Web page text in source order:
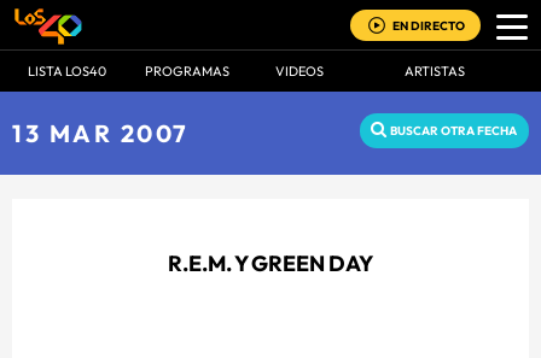
EN DIRECTO
LISTA LOS40 PROGRAMAS VIDEOS ARTISTAS
13 MAR 2007 BUSCAR OTRA FECHA
R.E.M. Y GREEN DAY